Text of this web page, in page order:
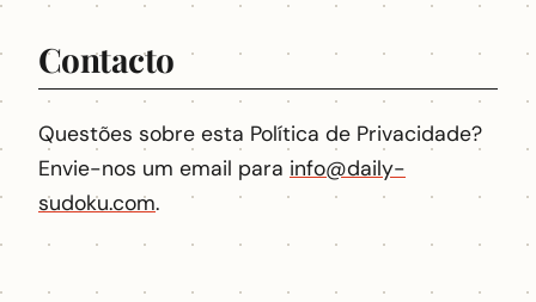
Contacto
Questões sobre esta Política de Privacidade?
Envie-nos um email para info@daily-
sudoku.com.